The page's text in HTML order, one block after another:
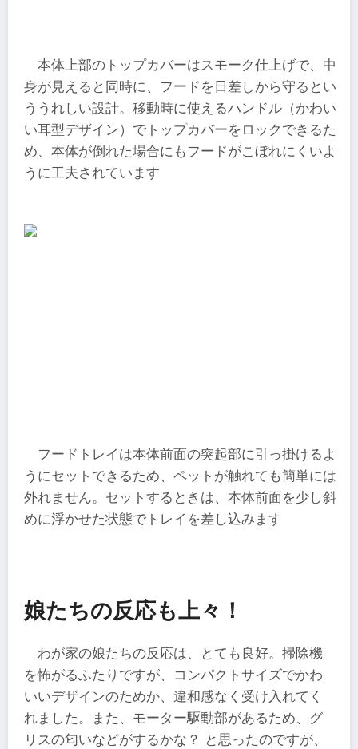
本体上部のトップカバーはスモーク仕上げで、中
身が見えると同時に、フードを日差しから守るとい
ううれしい設計。移動時に使えるハンドル（かわい
い耳型デザイン）でトップカバーをロックできるた
め、本体が倒れた場合にもフードがこぼれにくいよ
うに工夫されています
フードトレイは本体前面の突起部に引っ掛けるよ
うにセットできるため、ペットが触れても簡単には
外れません。セットするときは、本体前面を少し斜
めに浮かせた状態でトレイを差し込みます
娘たちの反応も上々！
わが家の娘たちの反応は、とても良好。掃除機
を怖がるふたりですが、コンパクトサイズでかわ
いいデザインのためか、違和感なく受け入れてく
れました。また、モーター駆動部があるため、グ
リスの匂いなどがするかな？ と思ったのですが、